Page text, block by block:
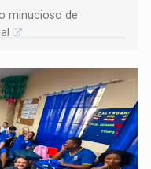
minucioso de